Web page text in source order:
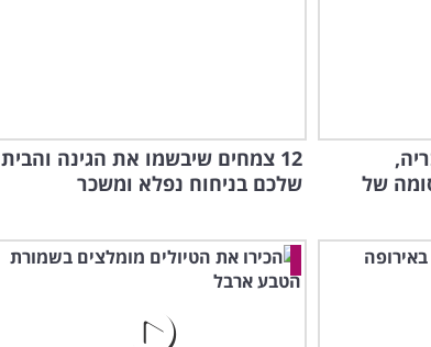
של
12 צמחים שיבשמו את הגינה והבית
שלכם בניחוח נפלא ומשכר